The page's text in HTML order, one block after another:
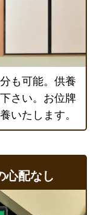
も可能。供養
さい。お位牌
いたします。
心配なし